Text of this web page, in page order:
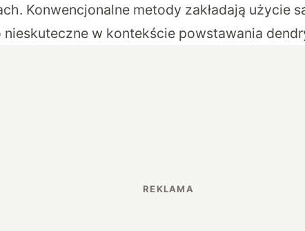
Konwencjonalne metody zakładają użycie
nieskuteczne w kontekście powstawania